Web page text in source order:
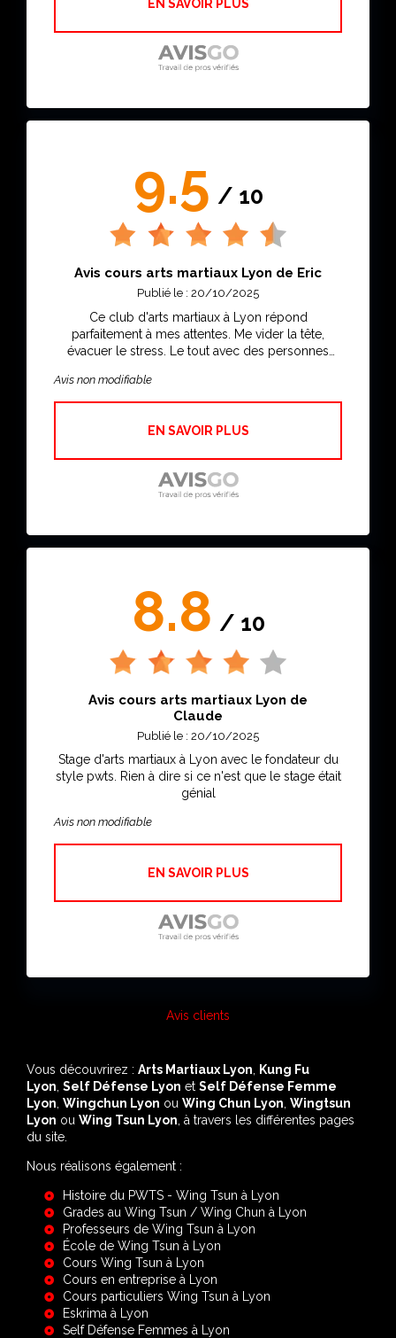
EN SAVOIR PLUS
9.5 / 10
Avis cours arts martiaux Lyon de Eric
Publié le : 20/10/2025
Ce club d'arts martiaux à Lyon répond
parfaitement à mes attentes. Me vider la tête,
évacuer le stress. Le tout avec des personnes
Avis non modifiable
EN SAVOIR PLUS
8.8 / 10
Avis cours arts martiaux Lyon de
Claude
Publié le : 20/10/2025
Stage d'arts martiaux à Lyon avec le fondateur du
style pwts. Rien à dire si ce n'est que le stage était
génial
Avis non modifiable
EN SAVOIR PLUS
Avis clients
Vous découvrirez : Arts Martiaux Lyon
Kung Fu
Lyon Self Défense Lyon et Self Défense Femme
Lyon Wingchun Lyon ou Wing Chun Lyon Wingtsun
Lyon ou Wing Tsun Lyon , à travers les différentes pages
du site.
Nous réalisons également :
Histoire du PWTS - Wing Tsun à Lyon
Grades au Wing Tsun / Wing Chun à Lyon
Professeurs de Wing Tsun à Lyon
École de Wing Tsun à Lyon
Cours Wing Tsun à Lyon
Cours en entreprise à Lyon
Cours particuliers Wing Tsun à Lyon
Eskrima à Lyon
Self Défense Femmes à Lyon